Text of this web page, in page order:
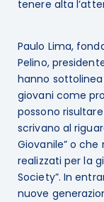
tenere alta
Paulo Lima,
Pelino,
hanno
giovani come
possono
scrivano al
Giovanile” o
realizzati per la
Society”. In
nuove